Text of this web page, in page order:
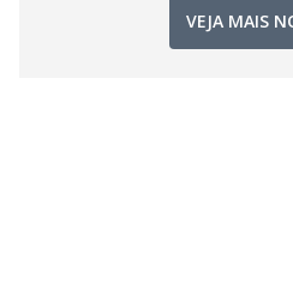
VEJA MAIS